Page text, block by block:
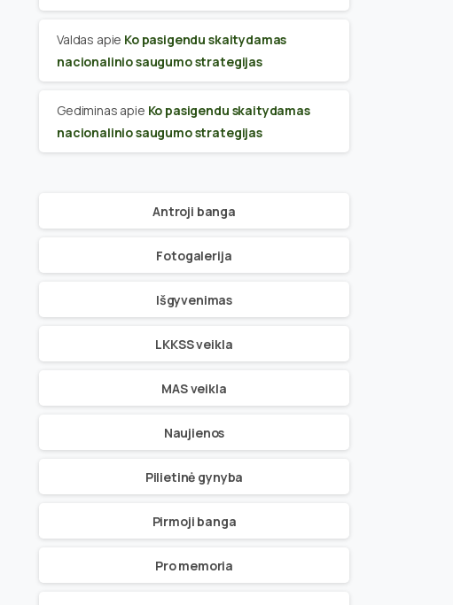
Valdas apie Ko pasigendu skaitydamas
nacionalinio saugumo strategijas
Gediminas apie Ko pasigendu skaitydamas
nacionalinio saugumo strategijas
Antroji banga
Fotogalerija
Išgyvenimas
LKKSS veikla
MAS veikla
Naujienos
Pilietinė gynyba
Pirmoji banga
Pro memoria